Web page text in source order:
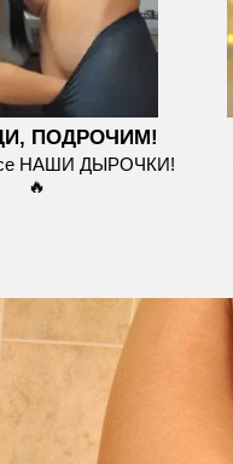
ПОДРОЧИМ!
НАШИ ДЫРОЧКИ!
🔥